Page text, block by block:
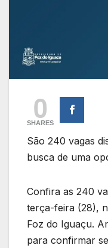
0
SHARES
São 240 vagas
busca de uma
Confira as 240
terça-feira (28),
Foz do Iguaçu.
para confirmar